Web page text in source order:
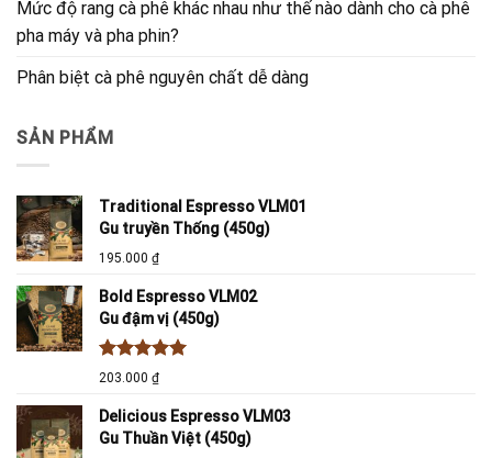
Mức độ rang cà phê khác nhau như thế nào dành cho cà phê
pha máy và pha phin?
Phân biệt cà phê nguyên chất dễ dàng
SẢN PHẨM
Traditional Espresso VLM01
Gu truyền Thống (450g)
195.000 ₫
Bold Espresso VLM02
Gu đậm vị (450g)
Được xếp
5 sao
203.000 ₫
Delicious Espresso VLM03
Gu Thuần Việt (450g)